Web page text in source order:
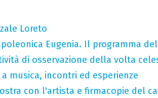
Loreto
Eugenia. Il programma
di osservazione della volta
musica, incontri ed esperienze
con l'artista e firmacopie del